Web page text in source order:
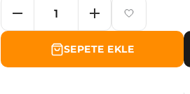
SEPETE EKLE